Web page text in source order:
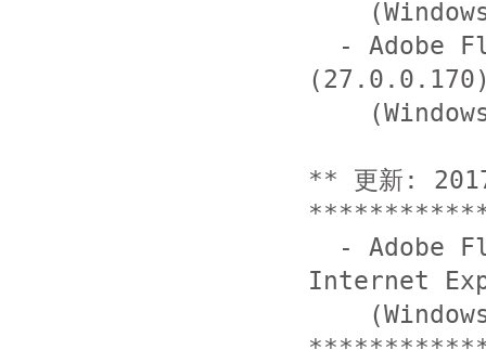
** 更新: 2017
Internet